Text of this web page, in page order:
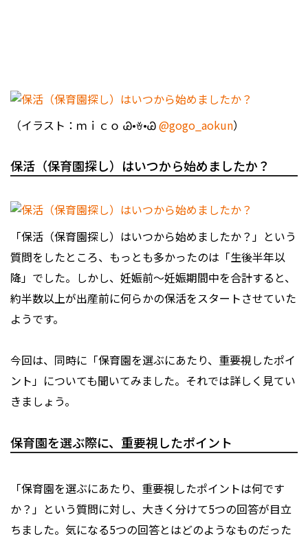
（イラスト：ｍｉｃｏ Ꮚ•ꈊ•Ꮚ@gogo_aokun）
保活（保育園探し）はいつから始めましたか？
「保活（保育園探し）はいつから始めましたか？」という
質問をしたところ、もっとも多かったのは「生後半年以
降」でした。しかし、妊娠前～妊娠期間中を合計すると、
約半数以上が出産前に何らかの保活をスタートさせていた
ようです。
今回は、同時に「保育園を選ぶにあたり、重要視したポイ
ント」についても聞いてみました。それでは詳しく見てい
きましょう。
保育園を選ぶ際に、重要視したポイント
「保育園を選ぶにあたり、重要視したポイントは何です
か？」という質問に対し、大きく分けて5つの回答が目立
ちました。気になる5つの回答とはどのようなものだった